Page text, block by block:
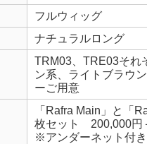
フルウィッグ
ナチュラルロング
TRM03、TRE03それ
ン系、ライトブラウ
ーご用意
「Rafra Main」と「
枚セット 200,000円
※アンダーネット付き